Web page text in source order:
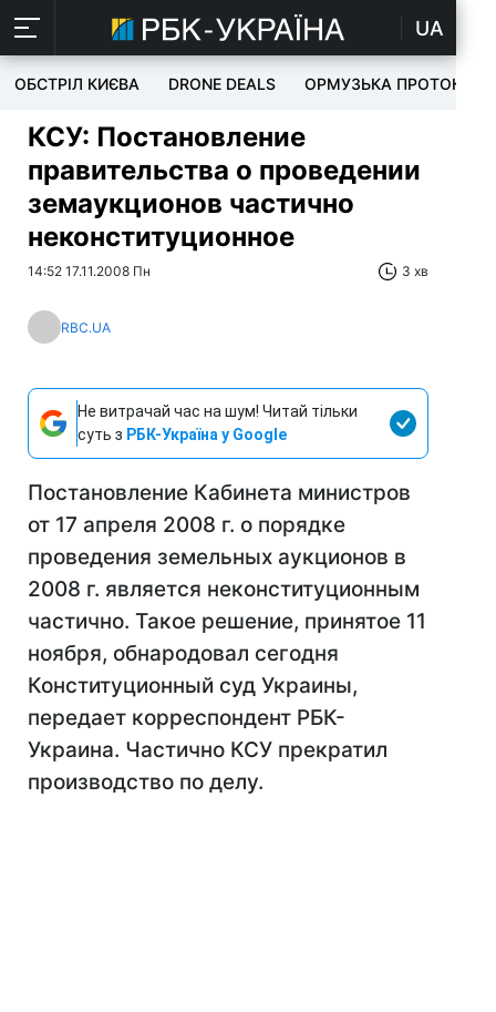
UA
ОБСТРІЛ КИЄВА DRONE DEALS ОРМУЗЬКА ПРОТОКА
КСУ: Постановление
правительства о проведении
земаукционов частично
неконституционное
14:52 17.11.2008 Пн 3 хв
RBC.UA
Не витрачай час на шум! Читай тільки
суть з РБК-Україна у Google
Постановление Кабинета министров
от 17 апреля 2008 г. о порядке
проведения земельных аукционов в
2008 г. является неконституционным
частично. Такое решение, принятое 11
ноября, обнародовал сегодня
Конституционный суд Украины,
передает корреспондент РБК-
Украина. Частично КСУ прекратил
производство по делу.